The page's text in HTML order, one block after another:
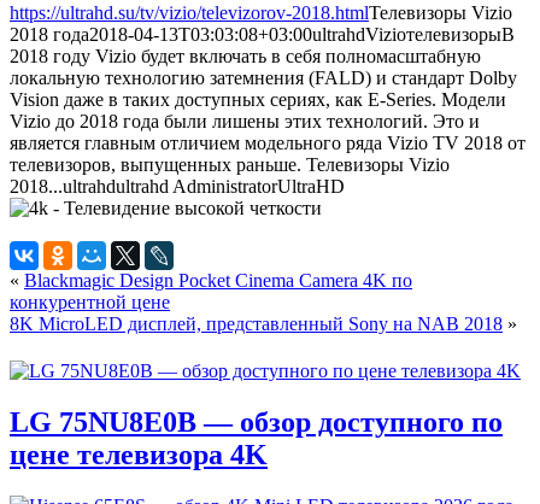
https://ultrahd.su/tv/vizio/televizorov-2018.htmlТелевизоры Vizio
2018 года2018-04-13T03:03:08+03:00ultrahdVizioтелевизорыВ
2018 году Vizio будет включать в себя полномасштабную
локальную технологию затемнения (FALD) и стандарт Dolby
Vision даже в таких доступных сериях, как E-Series. Модели
Vizio до 2018 года были лишены этих технологий. Это и
является главным отличием модельного ряда Vizio TV 2018 от
телевизоров, выпущенных раньше. Телевизоры Vizio
2018...ultrahdultrahd AdministratorUltraHD
« Blackmagic Design Pocket Cinema Camera 4K по
конкурентной цене
8K MicroLED дисплей, представленный Sony на NAB 2018 »
LG 75NU8E0B — обзор доступного по
цене телевизора 4K